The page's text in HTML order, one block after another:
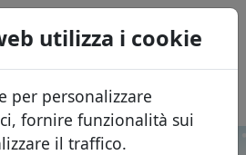
utilizza i cookie
per personalizzare
fornire funzionalità sui
il traffico.